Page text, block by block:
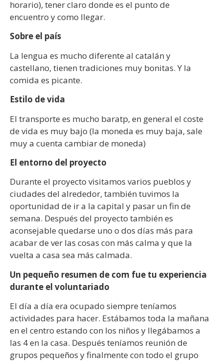
horario), tener claro donde es el punto de
encuentro y como llegar.
Sobre el país
La lengua es mucho diferente al catalán y
castellano, tienen tradiciones muy bonitas. Y la
comida es picante.
Estilo de vida
El transporte es mucho baratp, en general el coste
de vida es muy bajo (la moneda es muy baja, sale
muy a cuenta cambiar de moneda)
El entorno del proyecto
Durante el proyecto visitamos varios pueblos y
ciudades del alrededor, también tuvimos la
oportunidad de ir a la capital y pasar un fin de
semana. Después del proyecto también es
aconsejable quedarse uno o dos días más para
acabar de ver las cosas con más calma y que la
vuelta a casa sea más calmada.
Un pequeño resumen de com fue tu experiencia
durante el voluntariado
El día a día era ocupado siempre teníamos
actividades para hacer. Estábamos toda la mañana
en el centro estando con los niños y llegábamos a
las 4 en la casa. Después teníamos reunión de
grupos pequeños y finalmente con todo el grupo